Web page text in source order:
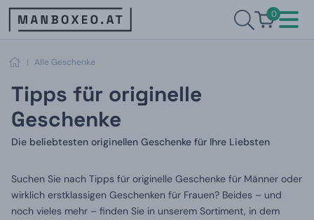
0
| Alle Geschenke
Tipps für originelle
Geschenke
Die beliebtesten originellen Geschenke für Ihre Liebsten
Suchen Sie nach Tipps für originelle Geschenke für Männer oder
wirklich erstklassigen Geschenken für Frauen? Beides – und
noch vieles mehr – finden Sie in unserem Sortiment, in dem